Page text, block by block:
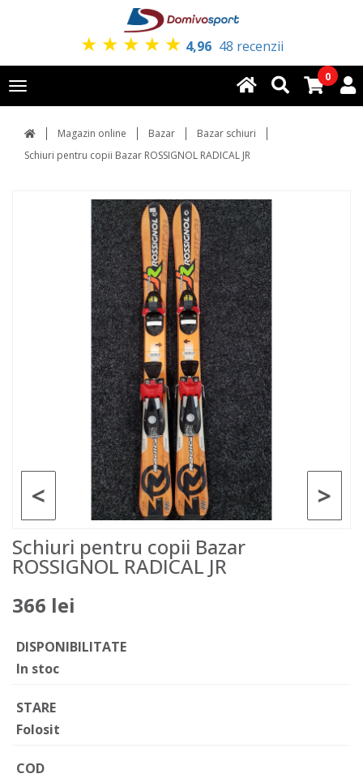
★ ★ ★ ★ ★ 4,96 48 recenzii
Toggle
navigation
0
Magazin online Bazar
Bazar schiuri
Schiuri pentru copii Bazar ROSSIGNOL RADICAL JR
>
<
Schiuri pentru copii Bazar
ROSSIGNOL RADICAL JR
366 lei
DISPONIBILITATE
In stoc
STARE
Folosit
COD